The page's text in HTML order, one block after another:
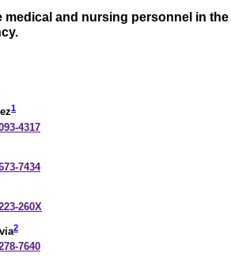
medical and nursing personnel in the
1
4317
7434
260X
2
7640